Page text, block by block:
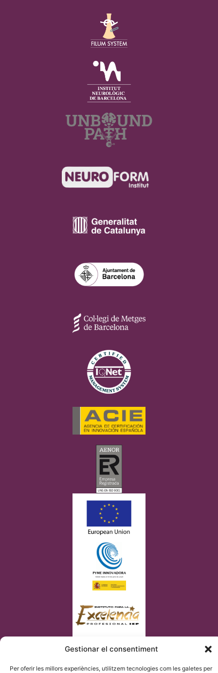
Gestionar el consentiment
Per oferir les millors experiències, utilitzem tecnologies com les galetes per